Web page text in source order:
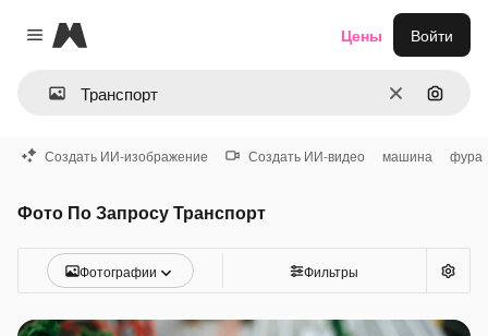
Close menu
Magnific
ОчиститьПоиск
Цены Войти
Создать ИИ-изображение Создать ИИ-видео машина фура
Фото По Запросу Транспорт
Фотографии Фильтры